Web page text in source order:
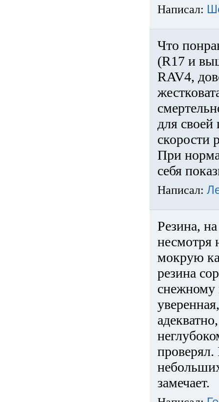
Написал:
Что
(R17 и
RAV4,
для
скорости
При
себя
Написал:
Резина,
несмотря
мокрую
резина
снежному
замечает.